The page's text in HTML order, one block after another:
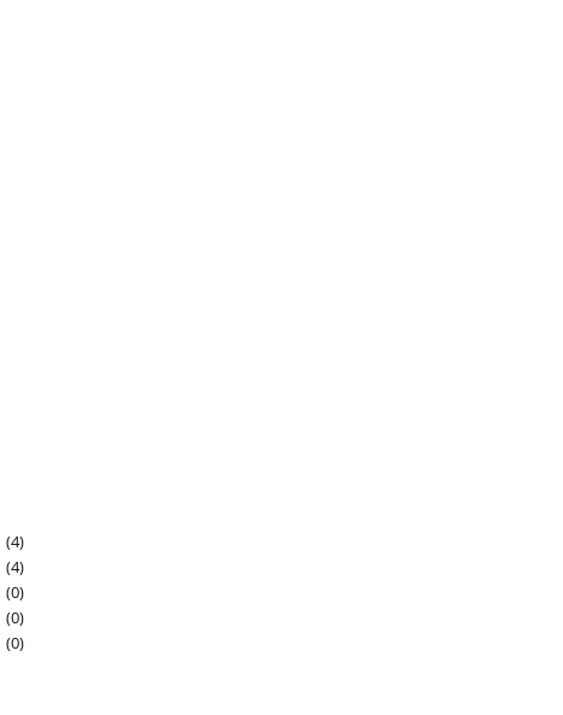
(4)
(4)
(0)
(0)
(0)